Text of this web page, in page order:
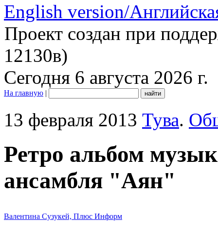
English version/
Проект создан при
12130в)
Сегодня 6 августа 2026 г.
На главную |
13 февраля 2013 Тува.
Ретро альбом
ансамбля "Аян"
Валентина Сузукей, Плюс Информ